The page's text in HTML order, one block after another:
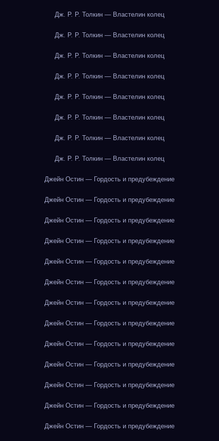
Дж. Р. Р. Толкин — Властелин колец
Дж. Р. Р. Толкин — Властелин колец
Дж. Р. Р. Толкин — Властелин колец
Дж. Р. Р. Толкин — Властелин колец
Дж. Р. Р. Толкин — Властелин колец
Дж. Р. Р. Толкин — Властелин колец
Дж. Р. Р. Толкин — Властелин колец
Дж. Р. Р. Толкин — Властелин колец
Джейн Остин — Гордость и предубеждение
Джейн Остин — Гордость и предубеждение
Джейн Остин — Гордость и предубеждение
Джейн Остин — Гордость и предубеждение
Джейн Остин — Гордость и предубеждение
Джейн Остин — Гордость и предубеждение
Джейн Остин — Гордость и предубеждение
Джейн Остин — Гордость и предубеждение
Джейн Остин — Гордость и предубеждение
Джейн Остин — Гордость и предубеждение
Джейн Остин — Гордость и предубеждение
Джейн Остин — Гордость и предубеждение
Джейн Остин — Гордость и предубеждение